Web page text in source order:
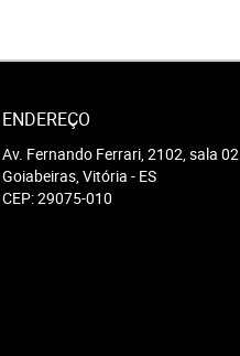
ENDEREÇO
Av. Fernando Ferrari, 2102, sala 02
Goiabeiras, Vitória - ES
CEP: 29075-010